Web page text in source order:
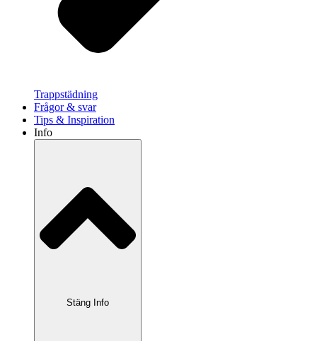
Trappstädning
Frågor & svar
Tips & Inspiration
Info
Stäng Info